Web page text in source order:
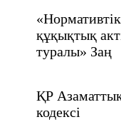
«Нормативтік
құқықтық
туралы» Заң
ҚР
кодексі